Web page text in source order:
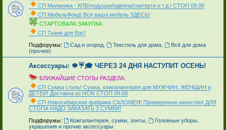
СП Миланика - КПБ/подушки/одеяла/скатерти и т.д.! СТОП 09.08
СП МебельФонд! Вся ваша мебель ЗДЕСЬ!
СТАРТОВАЛА ЗАКУПКА:
СП Ткани для Вас!
Подфорумы: Сад и огород, Текстиль для дома,
Всё для дома
(прочее)
Аксессуары: 🍁☔🎓 ЧЕРЕЗ 24 ДНЯ НАСТУПИТ ОСЕНЬ!
БЛИЖАЙШИЕ СТОПЫ РАЗДЕЛА:
СП Сумка стиль! Сумки, кожгалантерея для МУЖЧИН, ЖЕНЩИН и
ДЕТЕЙ! Доставка из НСК! СТОП 09.08
СП Новосибирская фабрика CAЛOMEЯ! Проверенное качество! ДЛЯ
СТОПА НАДО ЗАКАЗАТЬ 3 СУМКИ!
Подфорумы: Кожгалантерея, сумки, зонты,
Головные уборы,
украшения и прочие аксессуары